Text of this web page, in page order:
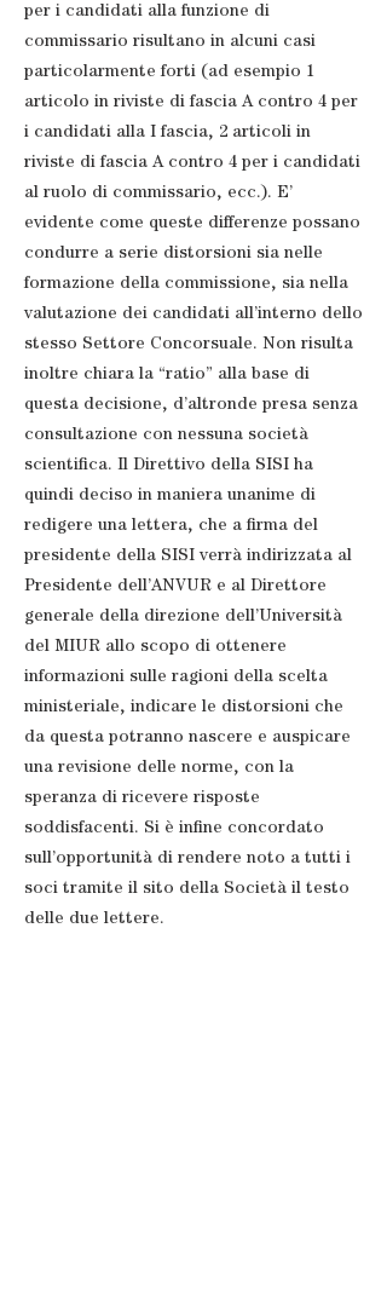
per i candidati alla funzione di
commissario risultano in alcuni casi
particolarmente forti (ad esempio 1
articolo in riviste di fascia A contro 4 per
i candidati alla I fascia, 2 articoli in
riviste di fascia A contro 4 per i candidati
al ruolo di commissario, ecc.). E’
evidente come queste differenze possano
condurre a serie distorsioni sia nelle
formazione della commissione, sia nella
valutazione dei candidati all’interno dello
stesso Settore Concorsuale. Non risulta
inoltre chiara la “ratio” alla base di
questa decisione, d’altronde presa senza
consultazione con nessuna società
scientifica. Il Direttivo della SISI ha
quindi deciso in maniera unanime di
redigere una lettera, che a firma del
presidente della SISI verrà indirizzata al
Presidente dell’ANVUR e al Direttore
generale della direzione dell’Università
del MIUR allo scopo di ottenere
informazioni sulle ragioni della scelta
ministeriale, indicare le distorsioni che
da questa potranno nascere e auspicare
una revisione delle norme, con la
speranza di ricevere risposte
soddisfacenti. Si è infine concordato
sull’opportunità di rendere noto a tutti i
soci tramite il sito della Società il testo
delle due lettere.